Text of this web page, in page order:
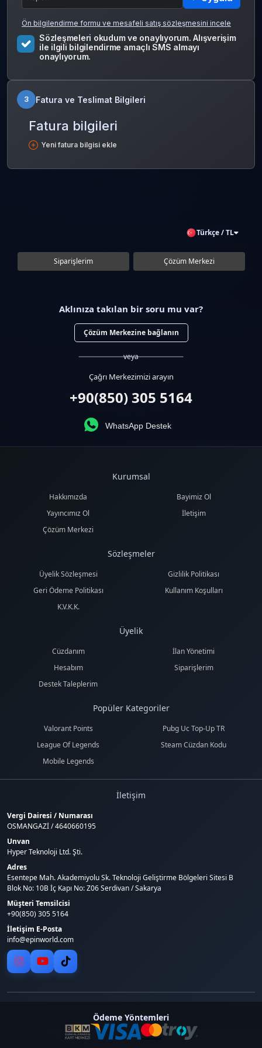
Ön bilgilendirme formu ve mesafeli satış sözleşmesini incele
Sözleşmeleri okudum ve onaylıyorum. Alışverişim
ile ilgili bilgilendirme amaçlı SMS almayı
onaylıyorum.
3 Fatura ve Teslimat Bilgileri
Fatura bilgileri
Yeni fatura bilgisi ekle
Türkçe / TL
Siparişlerim Çözüm Merkezi
Aklınıza takılan bir soru mu var?
Çözüm Merkezine bağlanın
veya
Çağrı Merkezimizi arayın
+90(850) 305 5164
WhatsApp Destek
Kurumsal
Hakkımızda
Bayimiz Ol
Yayıncımız Ol
İletişim
Çözüm Merkezi
Sözleşmeler
Üyelik Sözleşmesi
Gizlilik Politikası
Geri Ödeme Politikası
Kullanım Koşulları
K.V.K.K.
Üyelik
Cüzdanım
İlan Yönetimi
Hesabım
Siparişlerim
Destek Taleplerim
Popüler Kategoriler
Valorant Points
Pubg Uc Top-Up TR
League Of Legends
Steam Cüzdan Kodu
Mobile Legends
İletişim
Vergi Dairesi / Numarası
OSMANGAZİ / 4640660195
Unvan
Hyper Teknoloji Ltd. Şti.
Adres
Esentepe Mah. Akademiyolu Sk. Teknoloji Geliştirme Bölgeleri Sitesi B
Blok No: 10B İç Kapı No: Z06 Serdivan / Sakarya
Müşteri Temsilcisi
+90(850) 305 5164
İletişim E-Posta
info@epinworld.com
Ödeme Yöntemleri